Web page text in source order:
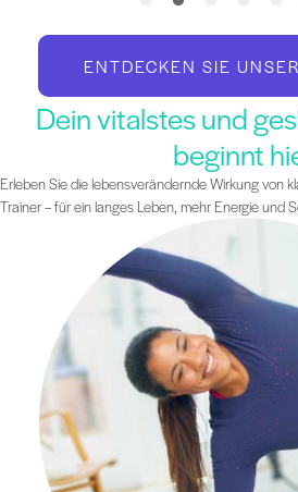
ENTDECKEN SIE
Dein vitalstes und
beginnt
Erleben Sie die lebensverändernde Wirkung von
Trainer – für ein langes Leben, mehr Energie und